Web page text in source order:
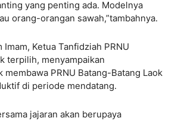
yang penting ada. Modelnya
orang-orangan sawah,”tambahnya.
Imam, Ketua Tanfidziah PRNU
terpilih, menyampaikan
membawa PRNU Batang-Batang Laok
di periode mendatang.
jajaran akan berupaya